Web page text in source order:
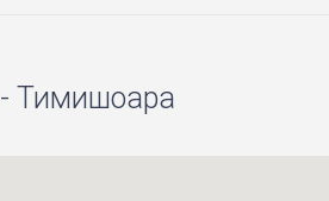
- Тимишоара